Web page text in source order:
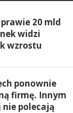
20 mld
widzi
wzrostu
ponownie
firmę. Innym
polecają